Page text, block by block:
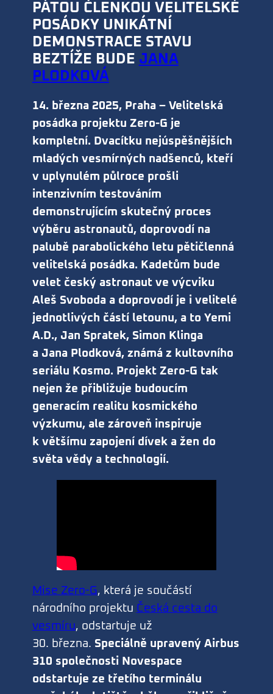
PÁTOU ČLENKOU VELITELSKÉ
POSÁDKY UNIKÁTNÍ
DEMONSTRACE STAVU
BEZTÍŽE BUDE JANA
PLODKOVÁ
14. března 2025, Praha – Velitelská
posádka projektu Zero-G je
kompletní. Dvacítku nejúspěšnějších
mladých vesmírných nadšenců, kteří
v uplynulém půlroce prošli
intenzivním testováním
demonstrujícím skutečný proces
výběru astronautů, doprovodí na
palubě parabolického letu pětičlenná
velitelská posádka. Kadetům bude
velet český astronaut ve výcviku
Aleš Svoboda a doprovodí je i velitelé
jednotlivých částí letounu, a to Yemi
A.D., Jan Spratek, Simon Klinga
a Jana Plodková, známá z kultovního
seriálu Kosmo. Projekt Zero-G tak
nejen že přibližuje budoucím
generacím realitu kosmického
výzkumu, ale zároveň inspiruje
k většímu zapojení dívek a žen do
světa vědy a technologií.
Mise Zero-G, která je součástí
národního projektu Česká cesta do
vesmíru, odstartuje už
30. března. Speciálně upravený Airbus
310 společnosti Novespace
odstartuje ze třetího terminálu